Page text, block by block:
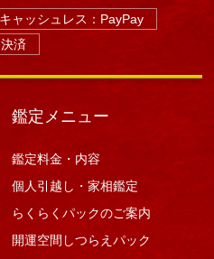
キャッシュレス：PayPay
済
鑑定メニュー
鑑定料金・内容
個人引越し・家相鑑定
らくらくパックのご案内
開運空間しつらえパック